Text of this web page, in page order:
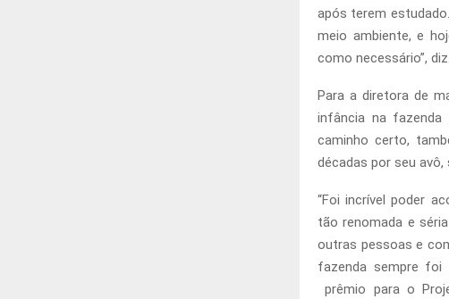
após terem
meio ambiente, e
como necessário”, diz.
Para a diretora de
infância na
caminho certo,
décadas por seu avô,
“Foi incrível poder
tão renomada e
outras pessoas e
fazenda sempre foi
prêmio para o